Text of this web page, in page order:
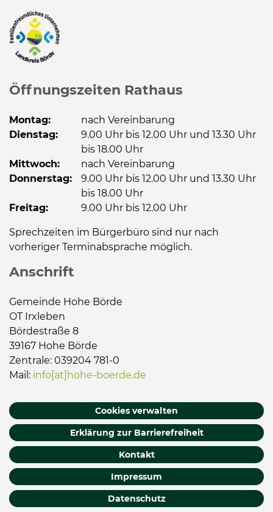
Öffnungszeiten Rathaus
Montag:
nach Vereinbarung
Dienstag:
9.00 Uhr bis 12.00 Uhr und 13.30 Uhr
bis 18.00 Uhr
Mittwoch:
nach Vereinbarung
Donnerstag: 9.00 Uhr bis 12.00 Uhr und 13.30 Uhr
bis 18.00 Uhr
Freitag:
9.00 Uhr bis 12.00 Uhr
Sprechzeiten im Bürgerbüro sind nur nach
vorheriger Terminabsprache möglich.
Anschrift
Gemeinde Hohe Börde
OT Irxleben
Bördestraße 8
39167 Hohe Börde
Zentrale: 039204 781-0
Mail: info[at]hohe-boerde.de
Cookies verwalten
Erklärung zur Barrierefreiheit
Kontakt
Impressum
Datenschutz